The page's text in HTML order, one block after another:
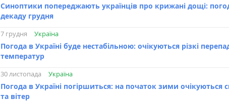
Синоптики попереджають українців про крижані дощі:
декаду грудня
7 грудня Україна
Погода в Україні буде нестабільною: очікуються різкі
температур
30 листопада Україна
Погода в Україні погіршиться: на початок зими очікуються
та вітер